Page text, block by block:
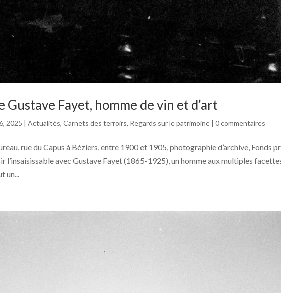
Gustave Fayet, homme de vin et d’art
2025 |Actualités,Carnets des terroirs, Regards sur le patrimoine |0 commentaires
rue du Capus à Béziers, entre 1900 et 1905, photographie d’archive, Fonds
l’insaisissable avec Gustave Fayet (1865-1925), un homme aux multiples
un...